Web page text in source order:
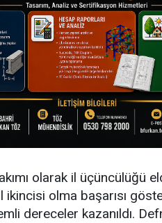
olarak il üçüncülüğü
ikincisi olma başarısı
dereceler kazanıldı.